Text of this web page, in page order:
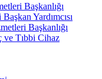
Başkanlığı
Yardımcısı
Başkanlığı
ve Tıbbi Cihaz